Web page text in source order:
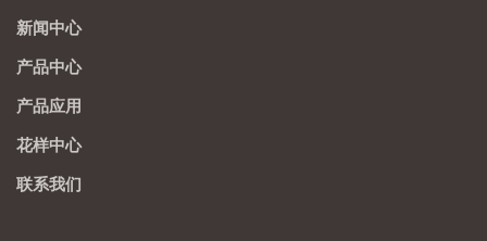
新闻中心
产品中心
产品应用
花样中心
联系我们